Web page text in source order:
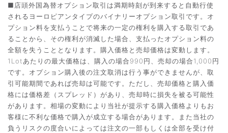
■店頭外国為替オプション取引は満期時刻が到来すると自動行使
されるヨーロピアンタイプのバイナリーオプション取引です。オ
プション料を支払うことで将来の一定の権利を購入する取引であ
ることから、その権利が消滅した場合、支払ったオプション料の
全額を失うこととなります。購入価格と売却価格は変動します。
1Lotあたりの最大価格は、購入の場合990円、売却の場合1,000円
です。オプション購入後の注文取消は行う事ができませんが、取
引可能期間であれば売却は可能です。ただし、売却価格と購入価
格には価格差（スプレッド）があり、売却時に損失を被る可能性
があります。相場の変動により当社が提示する購入価格よりもお
客様に不利な価格で購入が成立する場合があります。また当社の
負うリスクの度合いによっては注文の一部もしくは全部を受け付